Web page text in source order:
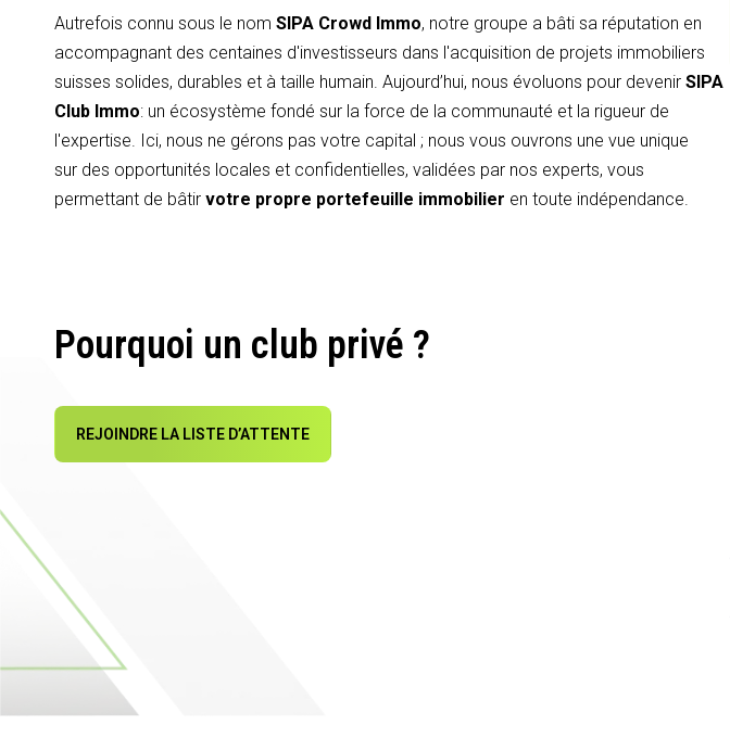
Autrefois connu sous le nom SIPA Crowd Immo, notre groupe a bâti sa réputation en
accompagnant des centaines d'investisseurs dans l'acquisition de projets immobiliers
suisses solides, durables et à taille humain. Aujourd’hui, nous évoluons pour devenir SIPA
Club Immo: un écosystème fondé sur la force de la communauté et la rigueur de
l'expertise. Ici, nous ne gérons pas votre capital ; nous vous ouvrons une vue unique
sur des opportunités locales et confidentielles, validées par nos experts, vous
permettant de bâtir votre propre portefeuille immobilier en toute indépendance.
Pourquoi un club privé ?
REJOINDRE LA LISTE D’ATTENTE